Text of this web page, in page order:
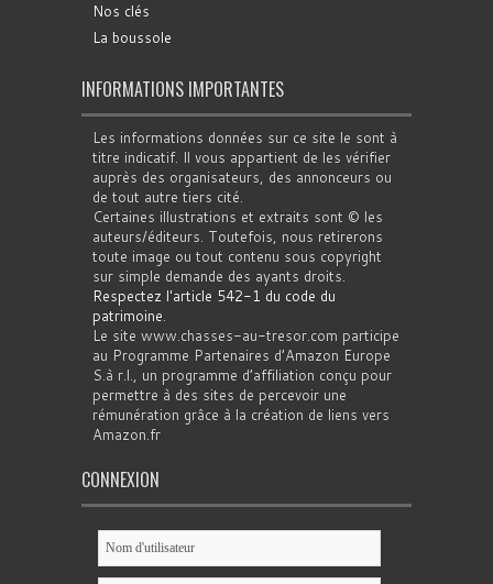
Nos clés
La boussole
INFORMATIONS IMPORTANTES
Les informations données sur ce site le sont à
titre indicatif. Il vous appartient de les vérifier
auprès des organisateurs, des annonceurs ou
de tout autre tiers cité.
Certaines illustrations et extraits sont © les
auteurs/éditeurs. Toutefois, nous retirerons
toute image ou tout contenu sous copyright
sur simple demande des ayants droits.
Respectez l'article 542-1 du code du
patrimoine.
Le site www.chasses-au-tresor.com participe
au Programme Partenaires d’Amazon Europe
S.à r.l., un programme d’affiliation conçu pour
permettre à des sites de percevoir une
rémunération grâce à la création de liens vers
Amazon.fr
CONNEXION